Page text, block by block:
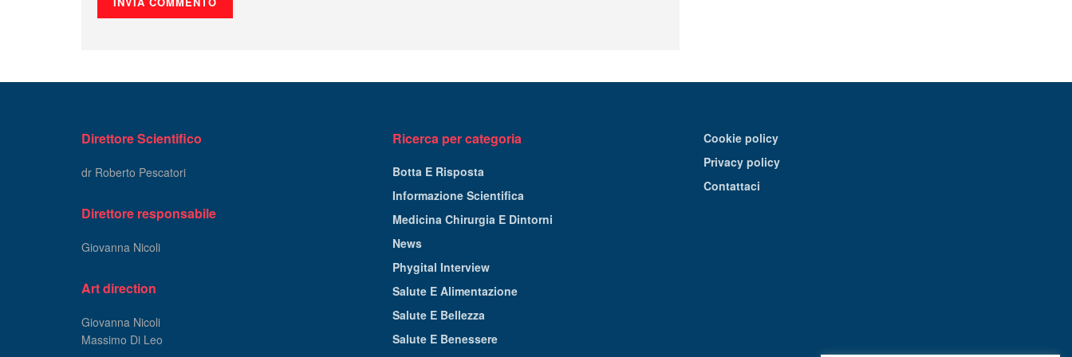
Direttore Scientifico
dr Roberto Pescatori
Direttore responsabile
Giovanna Nicoli
Art direction
Giovanna Nicoli
Massimo Di Leo
Ricerca per categoria
Botta E Risposta
Informazione Scientifica
Medicina Chirurgia E Dintorni
News
Phygital Interview
Salute E Alimentazione
Salute E Bellezza
Salute E Benessere
Cookie policy
Privacy policy
Contattaci